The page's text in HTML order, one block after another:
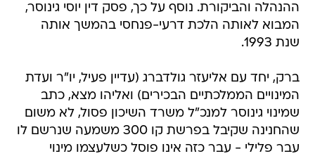
ההנהלה והביקורת. נוסף על כך, פסק דין יוסי גינוסר,
המבוא לאותה הלכת דרעי-פנחסי בהמשך אותה
שנת 1993.
ברק, יחד עם אליעזר גולדברג (עדיין פעיל, יו"ר ועדת
המינויים הממלכתיים הבכירים) ואליהו מצא, כתב
שמינוי גינוסר למנכ"ל משרד השיכון פסול, לא משום
שהחנינה שקיבל בפרשת קו 300 משמעה שנרשם לו
עבר פלילי - עבר כזה אינו פוסל כשלעצמו מינוי